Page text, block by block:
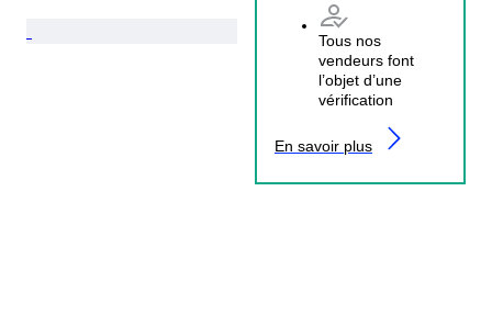
Tous nos
vendeurs font
l’objet d’une
vérification
En savoir plus